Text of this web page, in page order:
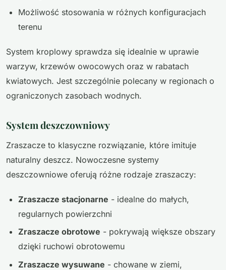
Możliwość stosowania w różnych konfiguracjach
terenu
System kroplowy sprawdza się idealnie w uprawie
warzyw, krzewów owocowych oraz w rabatach
kwiatowych. Jest szczególnie polecany w regionach o
ograniczonych zasobach wodnych.
System deszczowniowy
Zraszacze to klasyczne rozwiązanie, które imituje
naturalny deszcz. Nowoczesne systemy
deszczowniowe oferują różne rodzaje zraszaczy:
Zraszacze stacjonarne - idealne do małych,
regularnych powierzchni
Zraszacze obrotowe - pokrywają większe obszary
dzięki ruchowi obrotowemu
Zraszacze wysuwane - chowane w ziemi,